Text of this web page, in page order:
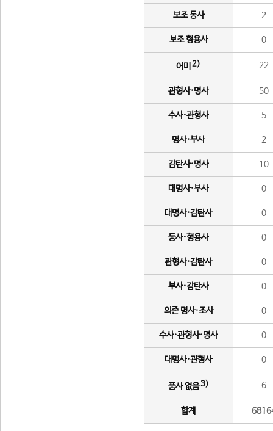
보조 동사 2
보조 형용사 0
어미 2) 22
관형사·명사 50
수사·관형사 5
명사·부사 2
감탄사·명사 10
대명사·부사 0
대명사·감탄사 0
동사·형용사 0
관형사·감탄사 0
부사·감탄사 0
의존 명사·조사 0
수사·관형사·명사 0
대명사·관형사 0
품사 없음3) 6
합계